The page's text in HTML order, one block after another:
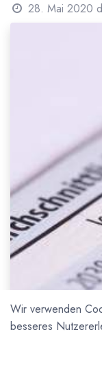
28. Mai 2020
Wir verwenden
besseres